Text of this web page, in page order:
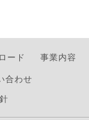
ード 事業内容
合わせ